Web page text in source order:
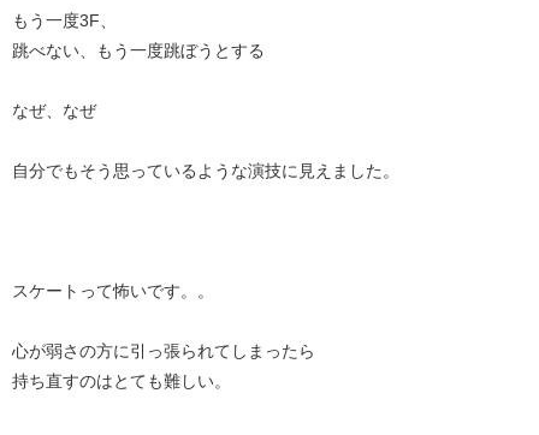
もう一度3F、
跳べない、もう一度跳ぼうとする
なぜ、なぜ
自分でもそう思っているような演技に見えました。
スケートって怖いです。。
心が弱さの方に引っ張られてしまったら
持ち直すのはとても難しい。